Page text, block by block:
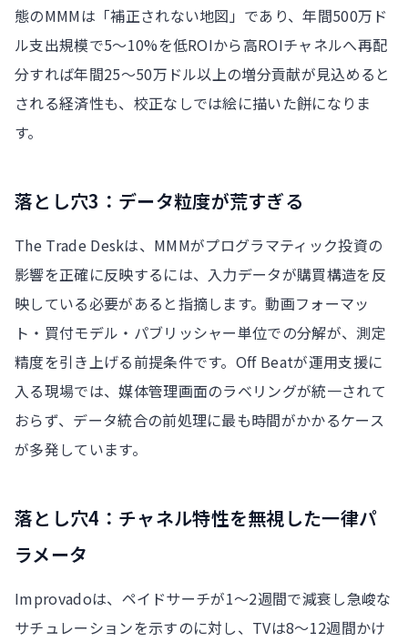
態のMMMは「補正されない地図」であり、年間500万ド
ル支出規模で5〜10%を低ROIから高ROIチャネルへ再配
分すれば年間25〜50万ドル以上の増分貢献が見込めると
される経済性も、校正なしでは絵に描いた餅になりま
す。
落とし穴3：データ粒度が荒すぎる
The Trade Deskは、MMMがプログラマティック投資の
影響を正確に反映するには、入力データが購買構造を反
映している必要があると指摘します。動画フォーマッ
ト・買付モデル・パブリッシャー単位での分解が、測定
精度を引き上げる前提条件です。Off Beatが運用支援に
入る現場では、媒体管理画面のラベリングが統一されて
おらず、データ統合の前処理に最も時間がかかるケース
が多発しています。
落とし穴4：チャネル特性を無視した一律パ
ラメータ
Improvadoは、ペイドサーチが1〜2週間で減衰し急峻な
サチュレーションを示すのに対し、TVは8〜12週間かけ